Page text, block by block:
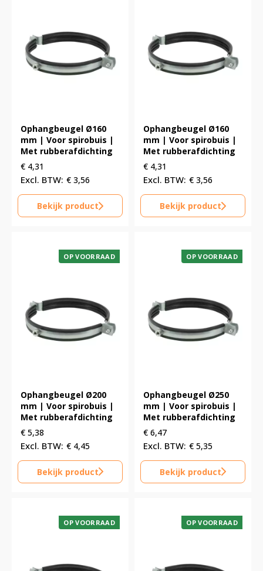
Ophangbeugel Ø160
mm | Voor spirobuis |
Met rubberafdichting
€ 4,31
€ 3,56
Bekijk product
Ophangbeugel Ø160
mm | Voor spirobuis |
Met rubberafdichting
€ 4,31
€ 3,56
Bekijk product
OP VOORRAAD
Ophangbeugel Ø200
mm | Voor spirobuis |
Met rubberafdichting
€ 5,38
€ 4,45
Bekijk product
OP VOORRAAD
Ophangbeugel Ø250
mm | Voor spirobuis |
Met rubberafdichting
€ 6,47
€ 5,35
Bekijk product
OP VOORRAAD OP VOORRAAD